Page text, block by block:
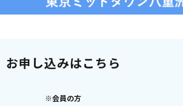
お申し込みはこちら
※会員の方